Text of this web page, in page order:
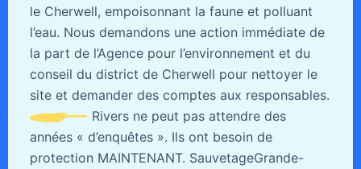
le Cherwell, empoisonnant la faune et polluant
l’eau. Nous demandons une action immédiate de
la part de l’Agence pour l’environnement et du
conseil du district de Cherwell pour nettoyer le
site et demander des comptes aux responsables.
Rivers ne peut pas attendre des
années « d’enquêtes ». Ils ont besoin de
protection MAINTENANT. SauvetageGrande-